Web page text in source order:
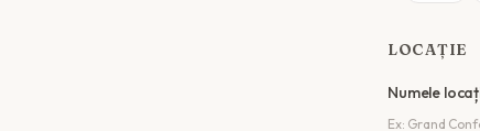
LOCAȚIE
Numele
Ex: Grand